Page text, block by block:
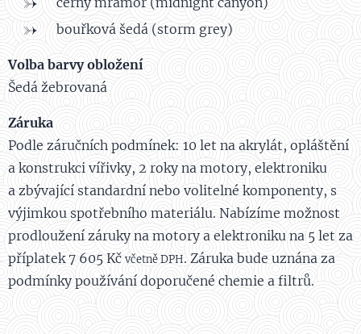
bouřková šedá (storm grey)
Volba barvy obložení
Šedá žebrovaná
Záruka
Podle záručních podmínek: 10 let na akrylát, opláštění
a konstrukci vířivky, 2 roky na motory, elektroniku
a zbývající standardní nebo volitelné komponenty, s
výjimkou spotřebního materiálu. Nabízíme možnost
prodloužení záruky na motory a elektroniku na 5 let za
příplatek 7 605 Kč včetně DPH. Záruka bude uznána za
podmínky používání doporučené chemie a filtrů.